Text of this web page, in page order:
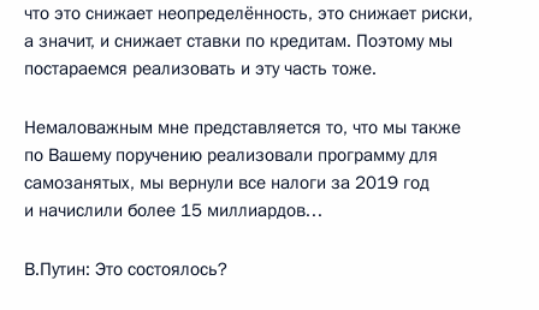
что это снижает неопределённость, это снижает риски,
а значит, и снижает ставки по кредитам. Поэтому мы
постараемся реализовать и эту часть тоже.
Немаловажным мне представляется то, что мы также
по Вашему поручению реализовали программу для
самозанятых, мы вернули все налоги за 2019 год
и начислили более 15 миллиардов…
В.Путин: Это состоялось?